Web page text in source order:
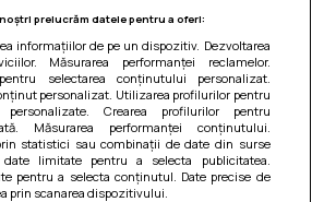
prelucrăm datele pentru a oferi:
informațiilor de pe un dispozitiv. Dezvoltarea
Măsurarea performanței reclamelor.
selectarea conținutului personalizat.
personalizat. Utilizarea profilurilor pentru
personalizate. Crearea profilurilor pentru
Măsurarea performanței conținutului.
statistici sau combinații de date din surse
limitate pentru a selecta publicitatea.
pentru a selecta conținutul. Date precise de
prin scanarea dispozitivului.